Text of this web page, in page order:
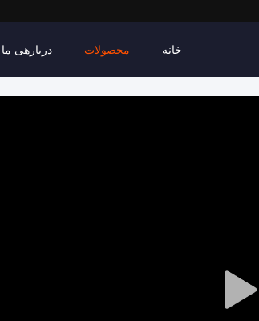
خانه محصولات دربارهی ما
Play